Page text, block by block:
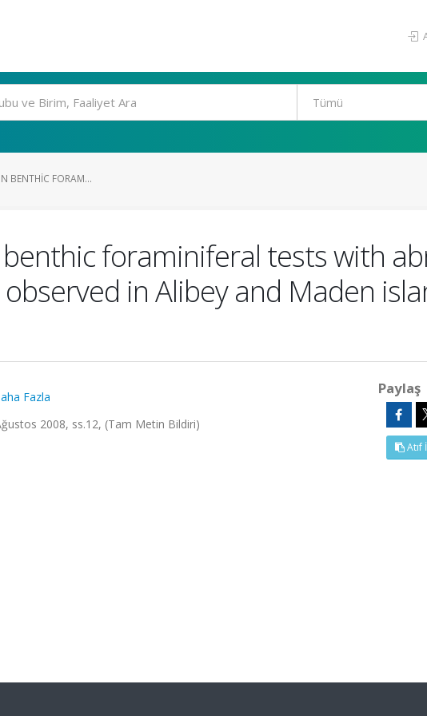
BENTHIC FORAM...
foraminiferal tests with
in Alibey and Maden
Fazla
2008, ss.12, (Tam Metin Bildiri)
Paylaş
Atıf